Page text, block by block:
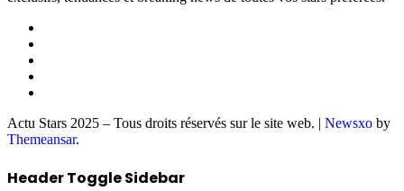
Actu Stars 2025 – Tous droits réservés sur le site web. | Newsxo by
Themeansar.
Header Toggle Sidebar